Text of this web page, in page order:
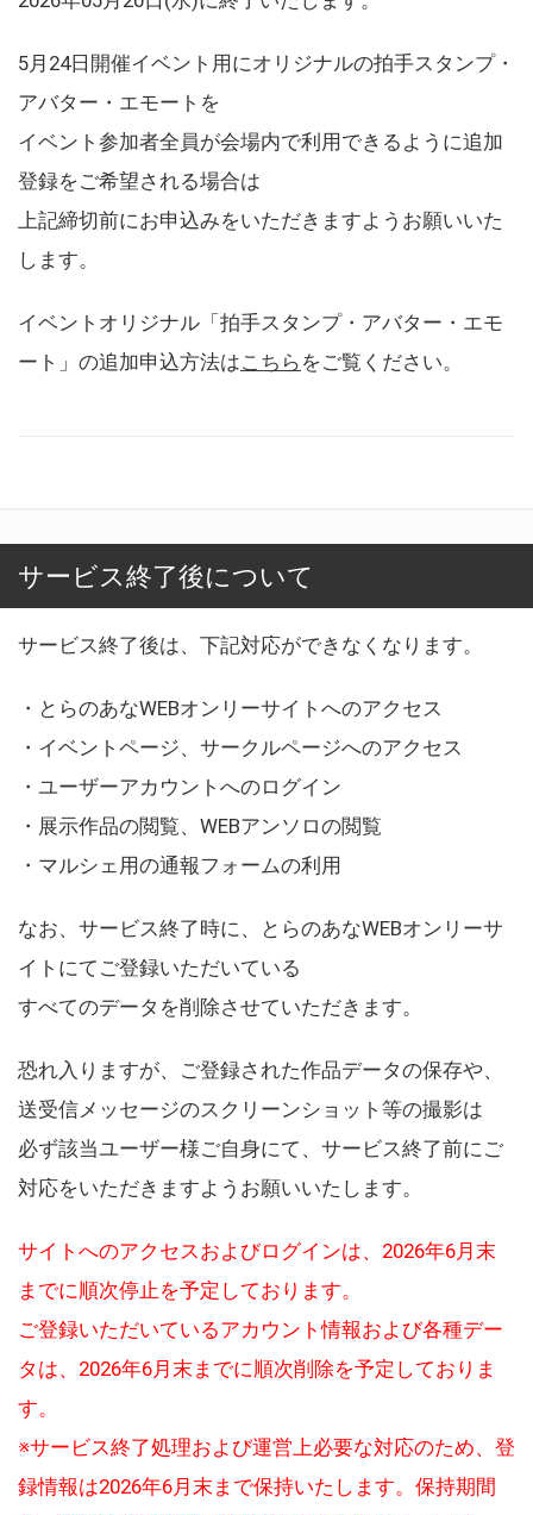
5月24日開催イベント用にオリジナルの拍手スタンプ・
アバター・エモートを
イベント参加者全員が会場内で利用できるように追加
登録をご希望される場合は
上記締切前にお申込みをいただきますようお願いいた
します。
イベントオリジナル「拍手スタンプ・アバター・エモ
ート」の追加申込方法はこちら をご覧ください。
サービス終了後について
サービス終了後は、下記対応ができなくなります。
・とらのあなWEBオンリーサイトへのアクセス
・イベントページ、サークルページへのアクセス
・ユーザーアカウントへのログイン
・展示作品の閲覧、WEBアンソロの閲覧
・マルシェ用の通報フォームの利用
なお、サービス終了時に、とらのあなWEBオンリーサ
イトにてご登録いただいている
すべてのデータを削除させていただきます。
恐れ入りますが、ご登録された作品データの保存や、
送受信メッセージのスクリーンショット等の撮影は
必ず該当ユーザー様ご自身にて、サービス終了前にご
対応をいただきますようお願いいたします。
サイトへのアクセスおよびログインは、2026年6月末
までに順次停止を予定しております。
ご登録いただいているアカウント情報および各種デー
タは、2026年6月末までに順次削除を予定しておりま
す。
※サービス終了処理および運営上必要な対応のため、登
録情報は2026年6月末まで保持いたします。保持期間